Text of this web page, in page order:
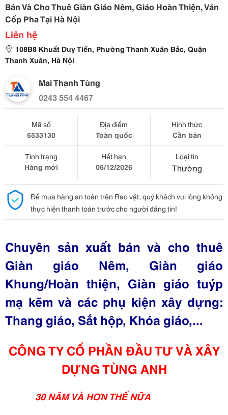
Bán Và Cho Thuê Giàn Giáo Nêm, Giáo Hoàn Thiện, Ván
Cốp Pha Tại Hà Nội
Liên hệ
108B8 Khuất Duy Tiến, Phường Thanh Xuân Bắc, Quận
Thanh Xuân, Hà Nội
Mai Thanh Tùng
0243 554 4467
Mã số
6533130
Địa điểm
Toàn quốc
Hình thức
Cần bán
Tình trạng
Hàng mới
Hết hạn
06/12/2026
Loại tin
Thường
Để mua hàng an toàn trên Rao vặt, quý khách vui lòng không
thực hiện thanh toán trước cho người đăng tin!
Chuyên sản xuất bán và cho thuê
Giàn giáo Nêm, Giàn giáo
Khung/Hoàn thiện, Giàn giáo tuýp
mạ kẽm và các phụ kiện xây dựng:
Thang giáo, Sắt hộp, Khóa giáo,...
CÔNG TY CỔ PHẦN ĐẦU TƯ VÀ XÂY
DỰNG TÙNG ANH
30 NĂM VÀ HƠN THẾ NỮA